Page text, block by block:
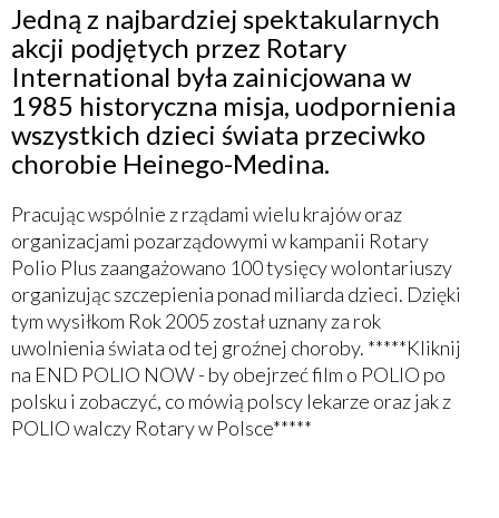
Jedną z najbardziej spektakularnych
akcji podjętych przez Rotary
International była zainicjowana w
1985 historyczna misja, uodpornienia
wszystkich dzieci świata przeciwko
chorobie Heinego-Medina.
Pracując wspólnie z rządami wielu krajów oraz
organizacjami pozarządowymi w kampanii Rotary
Polio Plus zaangażowano 100 tysięcy wolontariuszy
organizując szczepienia ponad miliarda dzieci. Dzięki
tym wysiłkom Rok 2005 został uznany za rok
uwolnienia świata od tej groźnej choroby. *****Kliknij
na END POLIO NOW - by obejrzeć film o POLIO po
polsku i zobaczyć, co mówią polscy lekarze oraz jak z
POLIO walczy Rotary w Polsce*****